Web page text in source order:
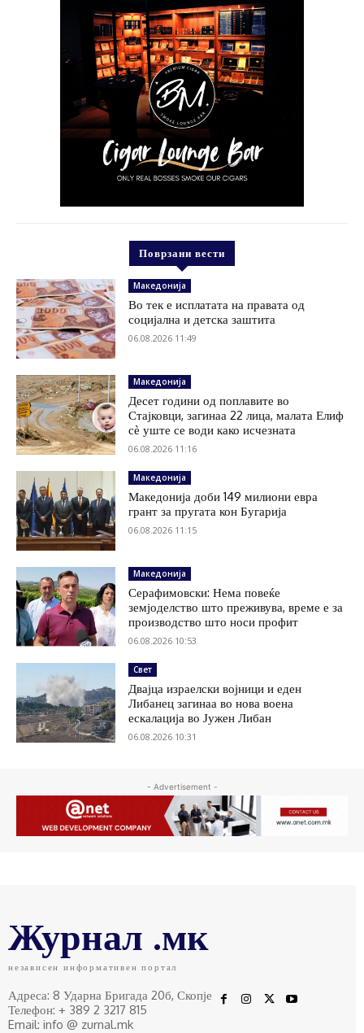
Поврзани вести
Македонија
Во тек е исплатата на правата од
социјална и детска заштита
06.08.2026 11:49
Македонија
Десет години од поплавите во
Стајковци, загинаа 22 лица, малата Елиф
сѐ уште се води како исчезната
06.08.2026 11:16
Македонија
Македонија доби 149 милиони евра
грант за пругата кон Бугарија
06.08.2026 11:15
Македонија
Серафимовски: Нема повеќе
земјоделство што преживува, време е за
производство што носи профит
06.08.2026 10:53
Свет
Двајца израелски војници и еден
Либанец загинаа во нова воена
ескалација во Јужен Либан
06.08.2026 10:31
- Advertisement -
Журнал .мк
независен информативен портал
Адреса: 8 Ударна Бригада 20б, Скопје
Телефон: + 389 2 3217 815
Email: info @ zurnal.mk